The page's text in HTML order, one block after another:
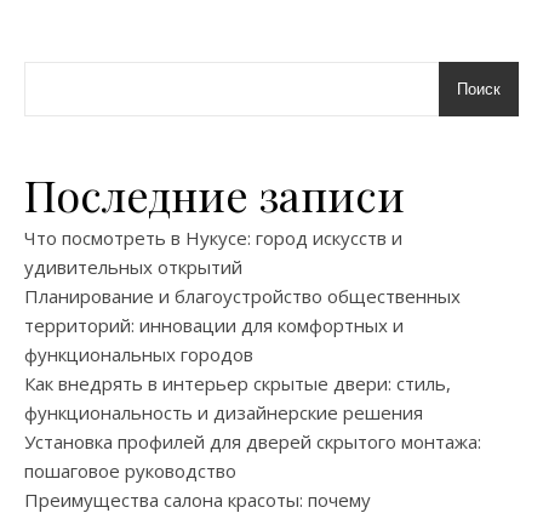
Поиск
Последние записи
Что посмотреть в Нукусе: город искусств и
удивительных открытий
Планирование и благоустройство общественных
территорий: инновации для комфортных и
функциональных городов
Как внедрять в интерьер скрытые двери: стиль,
функциональность и дизайнерские решения
Установка профилей для дверей скрытого монтажа:
пошаговое руководство
Преимущества салона красоты: почему